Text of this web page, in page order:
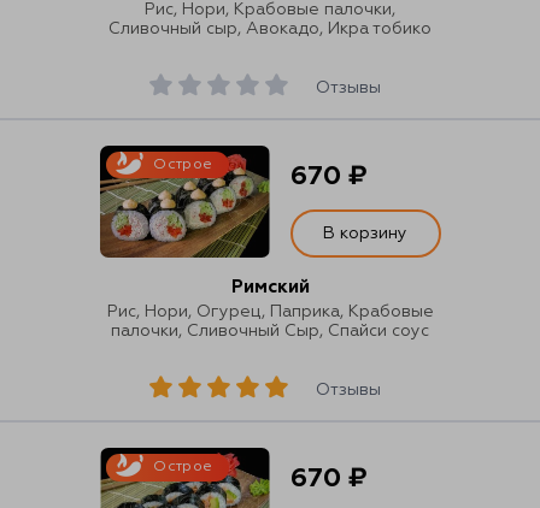
Отзывы
Рис, Нори, Крабовые палочки,
Сливочный сыр, Авокадо, Икра тобико
Острое
Отзывы
Римский
Рис, Нори, Огурец, Паприка, Крабовые
палочки, Сливочный Сыр, Спайси соус
670 ₽
В корзину
Острое 670 ₽